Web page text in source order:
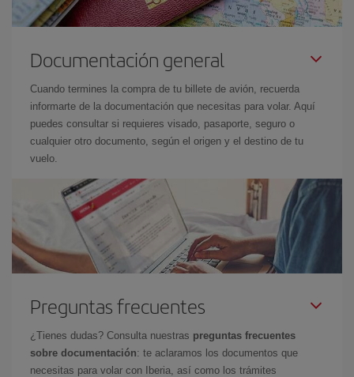
Documentación general
Cuando termines la compra de tu billete de avión, recuerda
informarte de la documentación que necesitas para volar. Aquí
puedes consultar si requieres visado, pasaporte, seguro o
cualquier otro documento, según el origen y el destino de tu
vuelo.
Preguntas frecuentes
¿Tienes dudas? Consulta nuestras preguntas frecuentes
sobre documentación: te aclaramos los documentos que
necesitas para volar con Iberia, así como los trámites